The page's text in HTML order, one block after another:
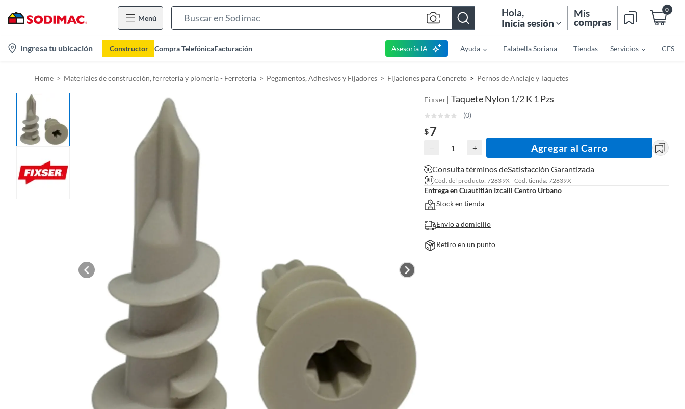
Menú
h
Hola,
Inicia sesión
Mis
compras
0
Ingresa tu ubicación Constructor Compra TelefónicaFacturación Asesoría IA Ayuda Falabella Soriana Tiendas Servicios CES
Home Materiales de construcción, ferretería y plomería - Ferretería Pegamentos, Adhesivos y Fijadores Fijaciones para Concreto Pernos de Anclaje y Taquetes
Fixser| Taquete Nylon 1/2 K 1 Pzs
(0)
$7
− + Agregar al Carro
Consulta términos deSatisfacción Garantizada
Cód. del producto: 72839X Cód. tienda: 72839X
Entrega enCuautitlán Izcalli Centro Urbano
Stock en tienda
Envío a domicilio
Retiro en un punto